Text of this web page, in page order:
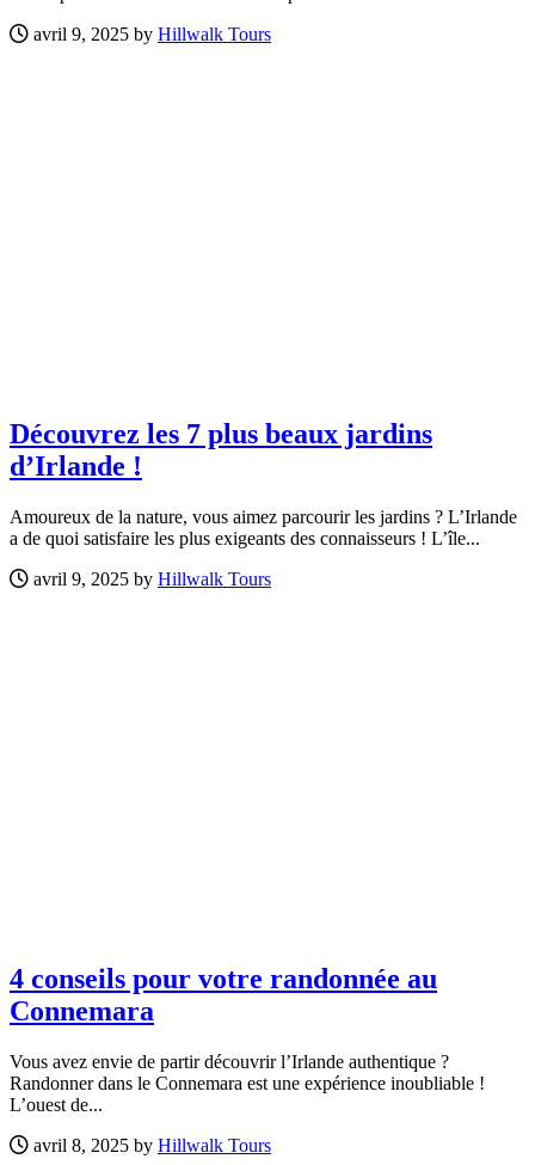
avril 9, 2025 by Hillwalk Tours
Découvrez les 7 plus beaux jardins
d’Irlande !
Amoureux de la nature, vous aimez parcourir les jardins ? L’Irlande
a de quoi satisfaire les plus exigeants des connaisseurs ! L’île...
avril 9, 2025 by Hillwalk Tours
4 conseils pour votre randonnée au
Connemara
Vous avez envie de partir découvrir l’Irlande authentique ?
Randonner dans le Connemara est une expérience inoubliable !
L’ouest de...
avril 8, 2025 by Hillwalk Tours